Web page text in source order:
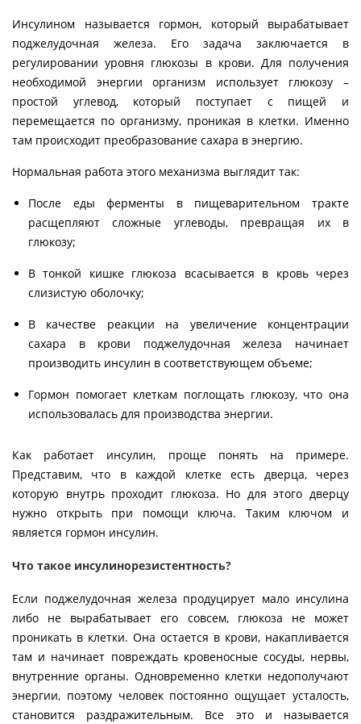
Инсулином называется гормон, который вырабатывает
поджелудочная железа. Его задача заключается в
регулировании уровня глюкозы в крови. Для получения
необходимой энергии организм использует глюкозу –
простой углевод, который поступает с пищей и
перемещается по организму, проникая в клетки. Именно
там происходит преобразование сахара в энергию.
Нормальная работа этого механизма выглядит так:
После еды ферменты в пищеварительном тракте
расщепляют сложные углеводы, превращая их в
глюкозу;
В тонкой кишке глюкоза всасывается в кровь через
слизистую оболочку;
В качестве реакции на увеличение концентрации
сахара в крови поджелудочная железа начинает
производить инсулин в соответствующем объеме;
Гормон помогает клеткам поглощать глюкозу, что она
использовалась для производства энергии.
Как работает инсулин, проще понять на примере.
Представим, что в каждой клетке есть дверца, через
которую внутрь проходит глюкоза. Но для этого дверцу
нужно открыть при помощи ключа. Таким ключом и
является гормон инсулин.
Что такое инсулинорезистентность?
Если поджелудочная железа продуцирует мало инсулина
либо не вырабатывает его совсем, глюкоза не может
проникать в клетки. Она остается в крови, накапливается
там и начинает повреждать кровеносные сосуды, нервы,
внутренние органы. Одновременно клетки недополучают
энергии, поэтому человек постоянно ощущает усталость,
становится раздражительным. Все это и называется